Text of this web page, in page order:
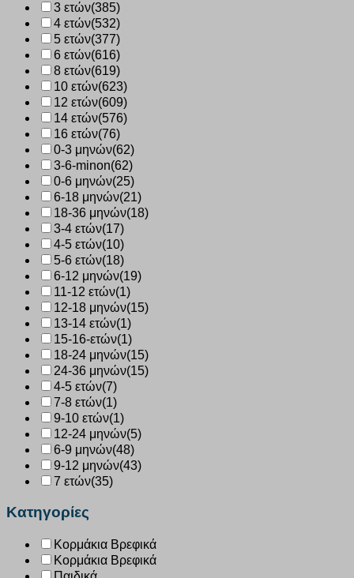
3 ετών(385)
4 ετών(532)
5 ετών(377)
6 ετών(616)
8 ετών(619)
10 ετών(623)
12 ετών(609)
14 ετών(576)
16 ετών(76)
0-3 μηνών(62)
3-6-minon(62)
0-6 μηνών(25)
6-18 μηνών(21)
18-36 μηνών(18)
3-4 ετών(17)
4-5 ετών(10)
5-6 ετών(18)
6-12 μηνών(19)
11-12 ετών(1)
12-18 μηνών(15)
13-14 ετών(1)
15-16-ετών(1)
18-24 μηνών(15)
24-36 μηνών(15)
4-5 ετών(7)
7-8 ετών(1)
9-10 ετών(1)
12-24 μηνών(5)
6-9 μηνών(48)
9-12 μηνών(43)
7 ετών(35)
Κατηγορίες
Κορμάκια Βρεφικά
Κορμάκια Βρεφικά